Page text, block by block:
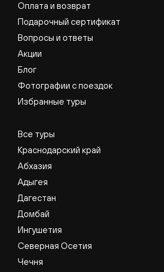
Оплата и возврат
Подарочный сертификат
Вопросы и ответы
Акции
Блог
Фотографии с поездок
Избранные туры
Все туры
Краснодарский край
Абхазия
Адыгея
Дагестан
Домбай
Ингушетия
Северная Осетия
Чечня